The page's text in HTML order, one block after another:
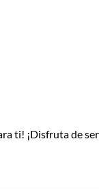
ti! ¡Disfruta de